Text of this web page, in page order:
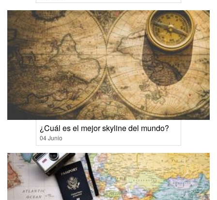
¿Cuál es el mejor skyline del mundo?
04 Junio